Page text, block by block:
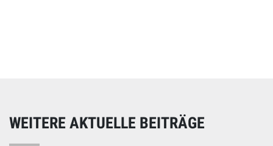
WEITERE AKTUELLE BEITRÄGE